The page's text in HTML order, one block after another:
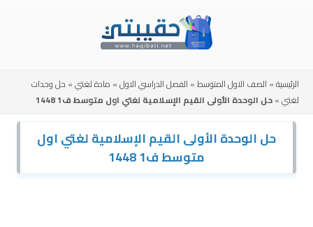
الرئيسية» الصف الاول المتوسط» الفصل الدراسي الاول» مادة لغتي» حل وحدات
لغتي»حل الوحدة الأولى القيم الإسلامية لغتي اول متوسط ف1 1448
حل الوحدة الأولى القيم الإسلامية لغتي اول
متوسط ف1 1448